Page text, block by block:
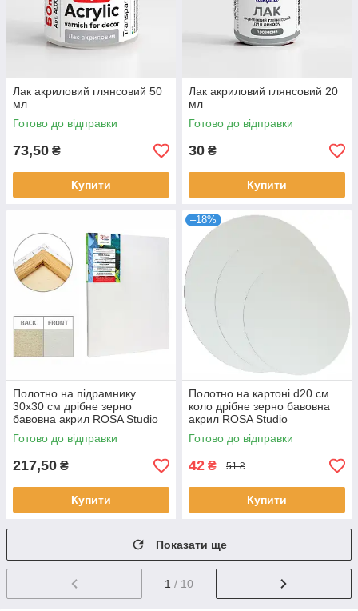
Лак акриловий глянсовий 50
мл
Готово до відправки
73,50 ₴
Купити
Лак акриловий глянсовий 20
мл
Готово до відправки
30 ₴
Купити
Полотно на підрамнику
30х30 см дрібне зерно
бавовна акрил ROSA Studio
Готово до відправки
217,50 ₴
Купити
–18%
Полотно на картоні d20 см
коло дрібне зерно бавовна
акрил ROSA Studio
Готово до відправки
42 ₴ 51 ₴
Купити
Показати ще
1 / 10